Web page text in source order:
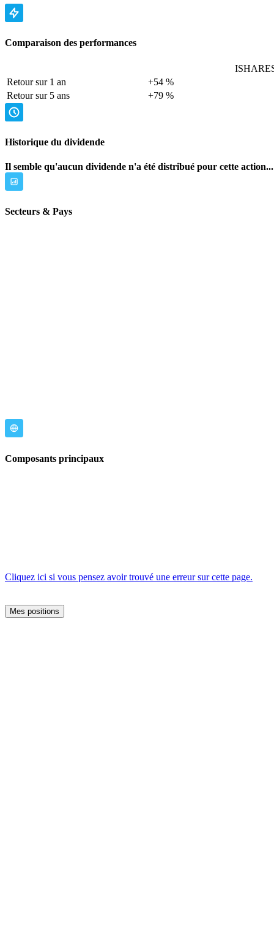
Comparaison des performances
Retour sur 1 an
+54 %
Retour sur 5 ans
+79 %
Historique du dividende
Il semble qu'aucun dividende n'a été distribué pour cette action...
Secteurs & Pays
Composants principaux
Cliquez ici si vous pensez avoir trouvé une erreur sur cette page.
Mes positions